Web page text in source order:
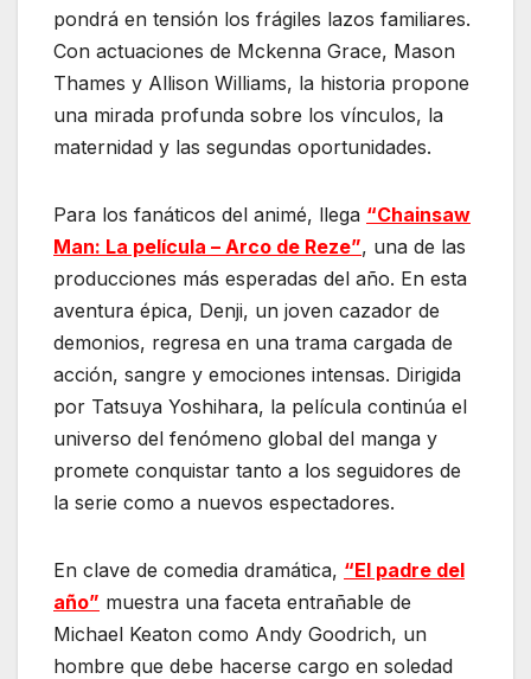
pondrá en tensión los frágiles lazos familiares.
Con actuaciones de Mckenna Grace, Mason
Thames y Allison Williams, la historia propone
una mirada profunda sobre los vínculos, la
maternidad y las segundas oportunidades.
Para los fanáticos del animé, llega “Chainsaw
Man: La película – Arco de Reze”, una de las
producciones más esperadas del año. En esta
aventura épica, Denji, un joven cazador de
demonios, regresa en una trama cargada de
acción, sangre y emociones intensas. Dirigida
por Tatsuya Yoshihara, la película continúa el
universo del fenómeno global del manga y
promete conquistar tanto a los seguidores de
la serie como a nuevos espectadores.
En clave de comedia dramática, “El padre del
año” muestra una faceta entrañable de
Michael Keaton como Andy Goodrich, un
hombre que debe hacerse cargo en soledad